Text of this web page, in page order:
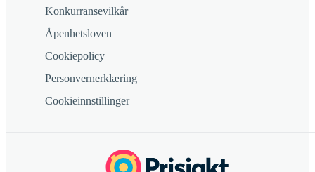
Konkurransevilkår
Åpenhetsloven
Cookiepolicy
Personvernerklæring
Cookieinnstillinger